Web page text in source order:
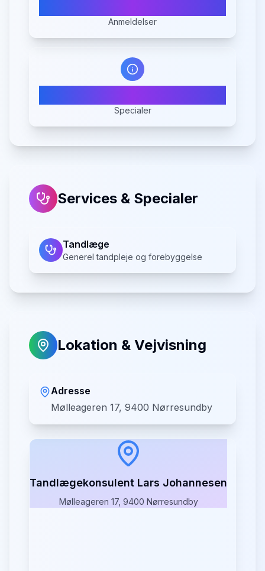
Anmeldelser
Specialer
Services & Specialer
Tandlæge
Generel tandpleje og forebyggelse
Lokation & Vejvisning
Adresse
Mølleageren 17, 9400 Nørresundby
Tandlægekonsulent Lars Johannesen
Mølleageren 17, 9400 Nørresundby